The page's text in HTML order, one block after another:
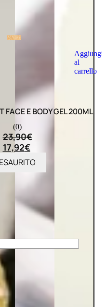
Aggiungi
al
carrello
FACE E BODY GEL 200ML
(0)
23,90€
17,92€
ESAURITO